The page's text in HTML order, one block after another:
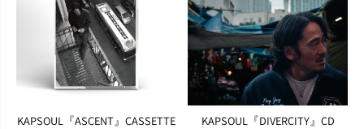
KAPSOUL『ASCENT』CASSETTE
KAPSOUL『DIVERCITY』CD